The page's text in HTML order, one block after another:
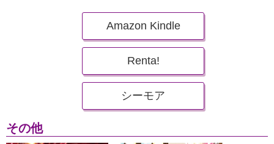
Amazon Kindle
Renta!
シーモア
その他